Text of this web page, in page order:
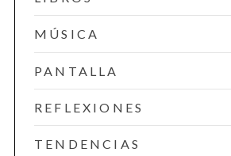
MÚSICA
PANTALLA
REFLEXIONES
TENDENCIAS